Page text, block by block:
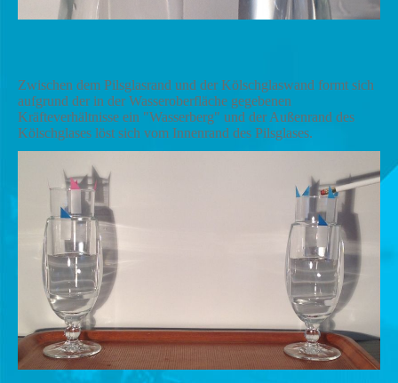
Zwischen dem Pilsglasrand und der Kölschglaswand formt sich
aufgrund der in der Wasseroberfläche gegebenen
Kräfteverhältnisse ein "Wasserberg" und der Außenrand des
Kölschglases löst sich vom Innenrand des Pilsglases.